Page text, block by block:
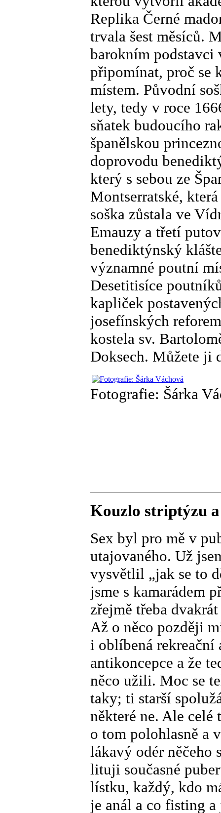
Replika Černé
trvala šest měsíců.
barokním podstavci
připomínat, proč se
místem. Původní
lety, tedy v roce
sňatek budoucího
španělskou
doprovodu
který s sebou ze
Montserratské,
soška zůstala ve
Emauzy a třetí
benediktýnský
významné poutní
Desetitisíce
kapliček
josefínských
kostela sv.
Doksech. Můžete ji
Fotografie: Šárka
Kouzlo striptýzu
Sex byl pro mě v
utajovaného. Už
vysvětlil „jak se to
jsme s kamarádem
zřejmě třeba
Až o něco později
i oblíbená rekreační
antikoncepce a že
něco užili. Moc se
taky; ti starší
některé ne. Ale
o tom polohlasně a
lákavý odér něčeho
lituji současné
lístku, každý, kdo
je anál a co fisting